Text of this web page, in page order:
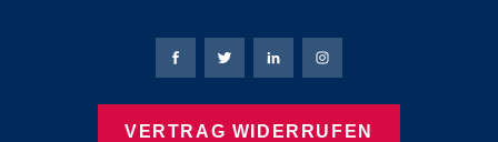
Bierbaum-Proenen Facebook-Seite
Bierbaum-Proenen Twitter Seite
Bierbaum-Proenen LinkedIn
Bierbaum-Proenen
VERTRAG WIDERRUFEN